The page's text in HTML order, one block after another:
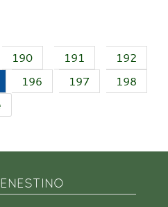
190 191
192
196 197
198